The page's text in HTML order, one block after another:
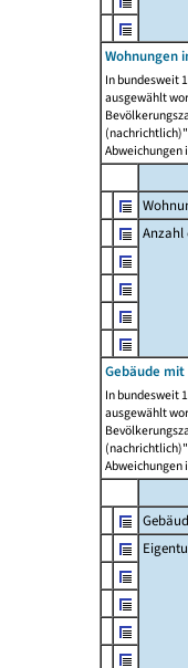
Wohnungen
In bundesweit
ausgewählt
Abweichungen
Anzahl
Gebäude
In bundesweit
ausgewählt
Abweichungen